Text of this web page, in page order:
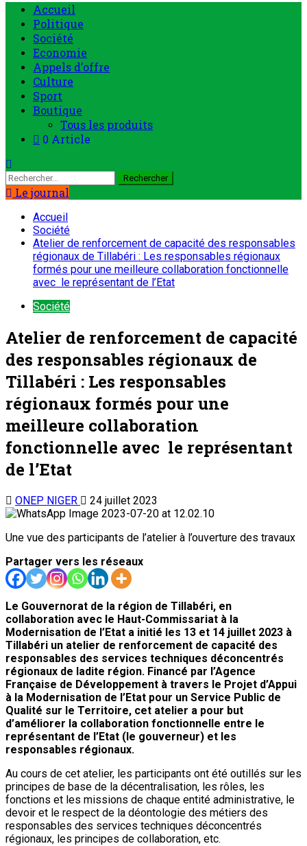
Menu
principal
Accueil
Politique
Société
Economie
Appels d’offre
Culture
Sport
Boutique
Tous les produits
0 Article
Rechercher :
Le journal
Accueil
Société
Atelier de renforcement de capacité des responsables
régionaux de Tillabéri : Les responsables régionaux
formés pour une meilleure collaboration fonctionnelle
avec le représentant de l’Etat
Société
Atelier de renforcement de capacité
des responsables régionaux de
Tillabéri : Les responsables
régionaux formés pour une
meilleure collaboration
fonctionnelle avec le représentant
de l’Etat
ONEP NIGER 24 juillet 2023
Une vue des participants de l’atelier à l’ouverture des travaux
Partager vers les réseaux
Le Gouvernorat de la région de Tillabéri, en
collaboration avec le Haut-Commissariat à la
Modernisation de l’Etat a initié les 13 et 14 juillet 2023 à
Tillabéri un atelier de renforcement de capacité des
responsables des services techniques déconcentrés
régionaux de ladite région. Financé par l’Agence
Française de Développement à travers le Projet d’Appui
à la Modernisation de l’Etat pour un Service Public de
Qualité sur le Territoire, cet atelier a pour but
d’améliorer la collaboration fonctionnelle entre le
représentant de l’Etat (le gouverneur) et les
responsables régionaux.
Au cours de cet atelier, les participants ont été outillés sur les
principes de base de la décentralisation, les rôles, les
fonctions et les missions de chaque entité administrative, le
devoir et le respect de la déontologie des métiers des
responsables des services techniques déconcentrés
régionaux, les principes de collaboration, etc.